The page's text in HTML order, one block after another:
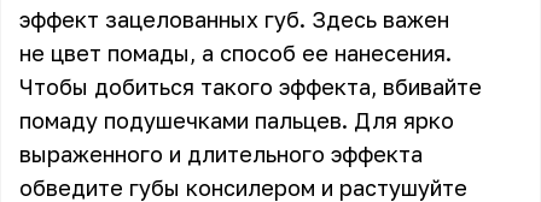
эффект зацелованных губ. Здесь важен
не цвет помады, а способ ее нанесения.
Чтобы добиться такого эффекта, вбивайте
помаду подушечками пальцев. Для ярко
выраженного и длительного эффекта
обведите губы консилером и растушуйте